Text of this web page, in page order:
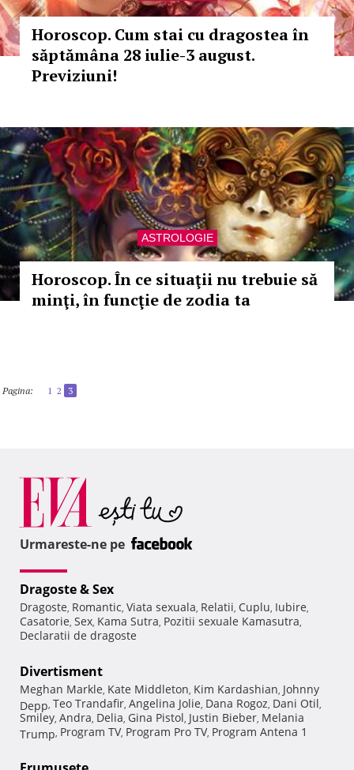
Horoscop. Cum stai cu dragostea în
săptămâna 28 iulie-3 august.
Previziuni!
ASTROLOGIE
Horoscop. În ce situaţii nu trebuie să
minţi, în funcţie de zodia ta
Pagina: 1 2 3
Urmareste-ne pe
Dragoste & Sex
Dragoste, Romantic, Viata sexuala, Relatii, Cuplu, Iubire,
Casatorie, Sex, Kama Sutra, Pozitii sexuale Kamasutra,
Declaratii de dragoste
Divertisment
Meghan Markle, Kate Middleton, Kim Kardashian, Johnny
Depp, Teo Trandafir, Angelina Jolie, Dana Rogoz, Dani Otil,
Smiley, Andra, Delia, Gina Pistol, Justin Bieber, Melania
Trump, Program TV, Program Pro TV, Program Antena 1